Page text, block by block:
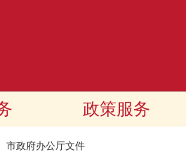
政策服务
市政府办公厅文件